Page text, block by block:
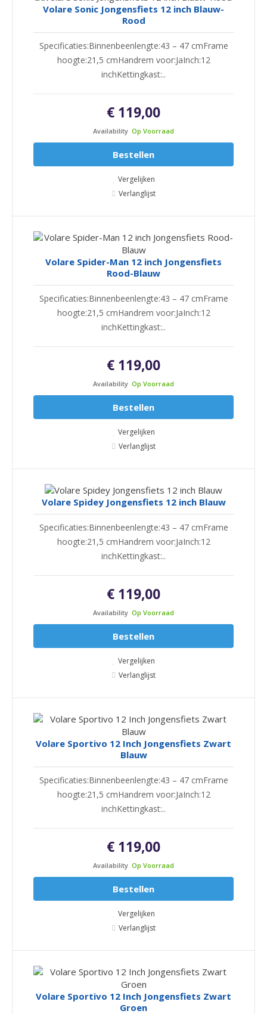
Volare Sonic Jongensfiets 12 inch Blauw-
Rood
Specificaties:Binnenbeenlengte:43 – 47 cmFrame
hoogte:21,5 cmHandrem voor:JaInch:12
inchKettingkast:..
€ 119,00
Availability Op Voorraad
Bestellen
Vergelijken
Verlanglijst
Volare Spider-Man 12 inch Jongensfiets
Rood-Blauw
Specificaties:Binnenbeenlengte:43 – 47 cmFrame
hoogte:21,5 cmHandrem voor:JaInch:12
inchKettingkast:..
€ 119,00
Availability Op Voorraad
Bestellen
Vergelijken
Verlanglijst
Volare Spidey Jongensfiets 12 inch Blauw
Specificaties:Binnenbeenlengte:43 – 47 cmFrame
hoogte:21,5 cmHandrem voor:JaInch:12
inchKettingkast:..
€ 119,00
Availability Op Voorraad
Bestellen
Vergelijken
Verlanglijst
Volare Sportivo 12 Inch Jongensfiets Zwart
Blauw
Specificaties:Binnenbeenlengte:43 – 47 cmFrame
hoogte:21,5 cmHandrem voor:JaInch:12
inchKettingkast:..
€ 119,00
Availability Op Voorraad
Bestellen
Vergelijken
Verlanglijst
Volare Sportivo 12 Inch Jongensfiets Zwart
Groen